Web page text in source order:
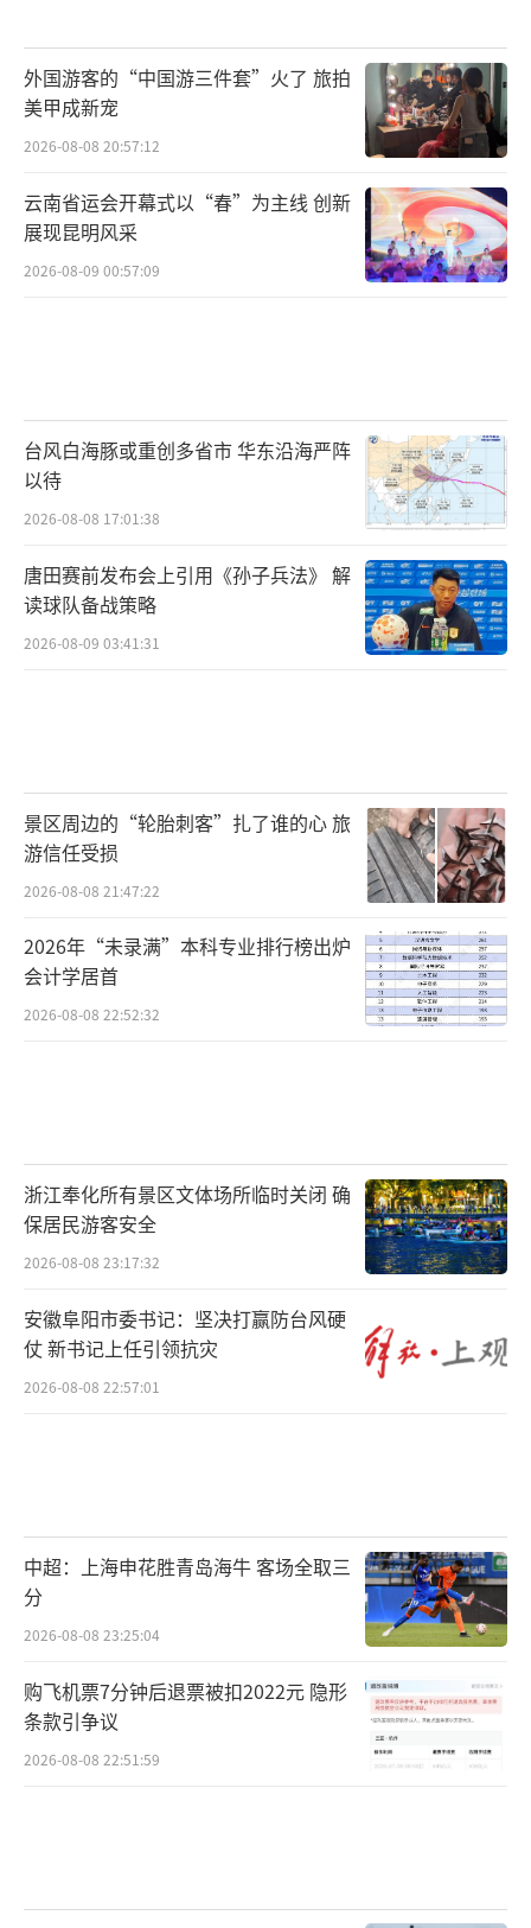
外国游客的“中国游三件套”火了 旅拍
美甲成新宠
2026-08-08 20:57:12
云南省运会开幕式以“春”为主线 创新
展现昆明风采
2026-08-09 00:57:09
台风白海豚或重创多省市 华东沿海严阵
以待
2026-08-08 17:01:38
唐田赛前发布会上引用《孙子兵法》 解
读球队备战策略
2026-08-09 03:41:31
景区周边的“轮胎刺客”扎了谁的心 旅
游信任受损
2026-08-08 21:47:22
2026年“未录满”本科专业排行榜出炉
会计学居首
2026-08-08 22:52:32
浙江奉化所有景区文体场所临时关闭 确
保居民游客安全
2026-08-08 23:17:32
安徽阜阳市委书记：坚决打赢防台风硬
仗 新书记上任引领抗灾
2026-08-08 22:57:01
中超：上海申花胜青岛海牛 客场全取三
分
2026-08-08 23:25:04
购飞机票7分钟后退票被扣2022元 隐形
条款引争议
2026-08-08 22:51:59